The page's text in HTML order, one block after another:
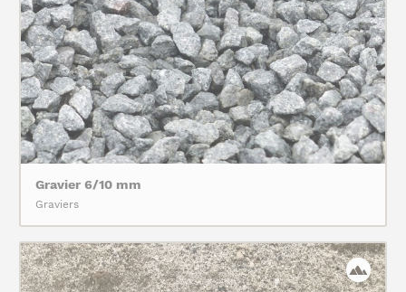
Gravier 6/10 mm
Graviers